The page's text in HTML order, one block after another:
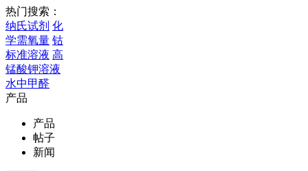
热门搜索：
纳氏试剂 化
学需氧量 钴
标准溶液 高
锰酸钾溶液
水中甲醛
产品
产品
帖子
新闻